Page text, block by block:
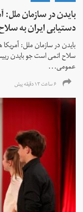
بایدن در سازمان
دستیابی ایران به
بایدن در سازمان ملل:
سلاح اتمی است جو بایدن
عمومی...
۶ ساعت ۱۳ دقیقه پیش